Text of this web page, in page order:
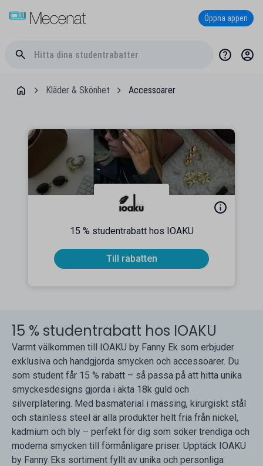
Öppna appen
Kläder & Skönhet Accessoarer
15 % studentrabatt hos IOAKU
Till rabatten
15 % studentrabatt hos IOAKU
Varmt välkommen till IOAKU by Fanny Ek som erbjuder
exklusiva och handgjorda smycken och accessoarer. Du
som student får 15 % rabatt – så passa på att hitta unika
smyckesdesigns gjorda i äkta 18k guld och
silverplätering. Med basmaterial i mässing, kirurgiskt stål
och stainless steel är alla produkter helt fria från nickel,
kadmium och bly – perfekt för dig som söker trendiga och
moderna smycken till förmånligare priser. Upptäck IOAKU
by Fanny Eks sortiment fyllt av unika och personliga